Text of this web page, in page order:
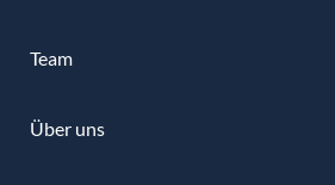
Team
Über uns